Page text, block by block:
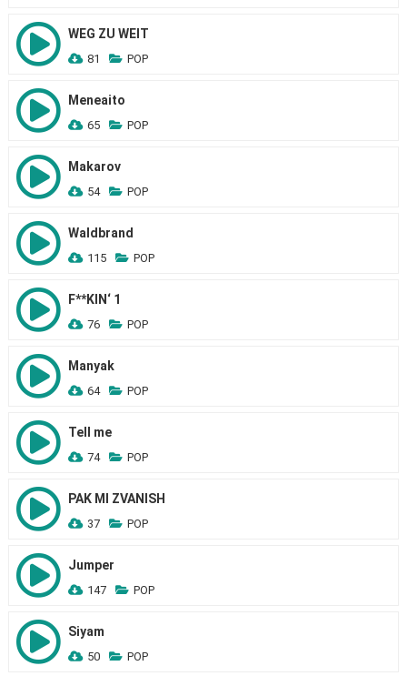
WEG ZU WEIT
81 POP
Meneaito
65 POP
Makarov
54 POP
Waldbrand
115 POP
F**KIN‘ 1
76 POP
Manyak
64 POP
Tell me
74 POP
PAK MI ZVANISH
37 POP
Jumper
147 POP
Siyam
50 POP